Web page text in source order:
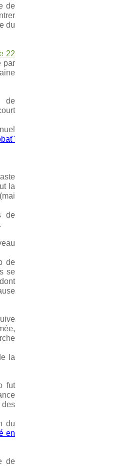
de
du
22
par
de
la
de
de
se
la
fut
des
du
en
de